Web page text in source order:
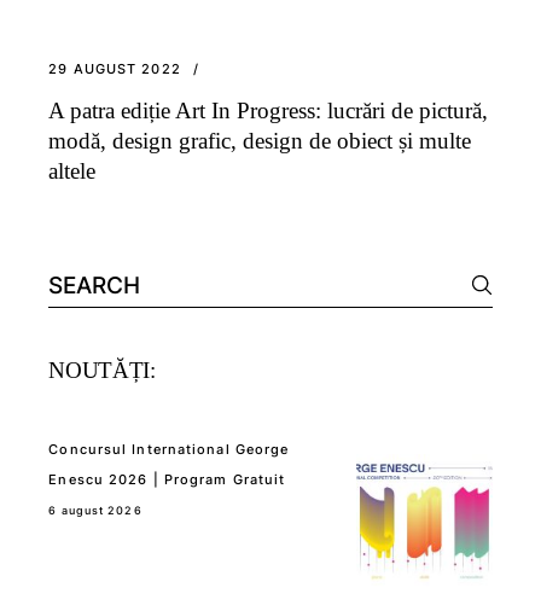
29 AUGUST 2022
A patra ediție Art In Progress: lucrări de pictură,
modă, design grafic, design de obiect și multe
altele
Search
for:
NOUTĂȚI:
Concursul International George
Enescu 2026 | Program Gratuit
6 august 2026